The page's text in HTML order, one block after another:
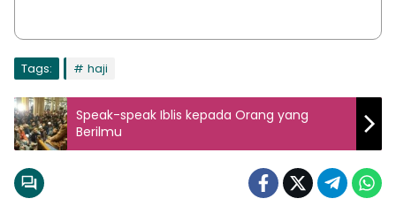
Tags: haji
Speak-speak Iblis kepada Orang yang
Berilmu